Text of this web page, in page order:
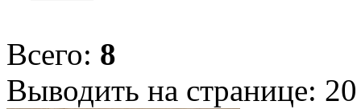
Всего: 8
Выводить на странице: 20